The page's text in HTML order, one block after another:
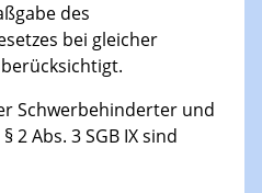
des
bei gleicher
Schwerbehinderter und
2 Abs. 3 SGB IX sind